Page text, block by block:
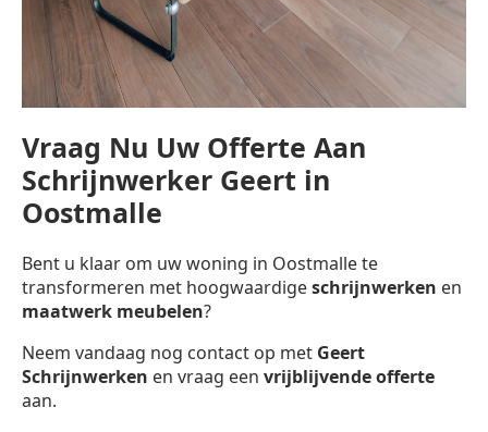
Vraag Nu Uw Offerte Aan
Schrijnwerker Geert in
Oostmalle
Bent u klaar om uw woning in Oostmalle te
transformeren met hoogwaardigeschrijnwerken en
maatwerk meubelen?
Neem vandaag nog contact op met Geert
Schrijnwerken en vraag een vrijblijvende offerte
aan.